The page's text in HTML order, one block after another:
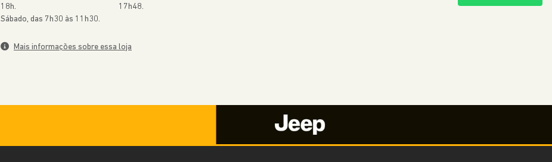
18h.
Sábado, das 7h30 às 11h30.
17h48.
Mais informações sobre essa loja